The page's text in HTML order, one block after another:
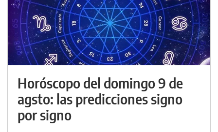
Horóscopo del domingo 9 de
agsto: las predicciones signo
por signo